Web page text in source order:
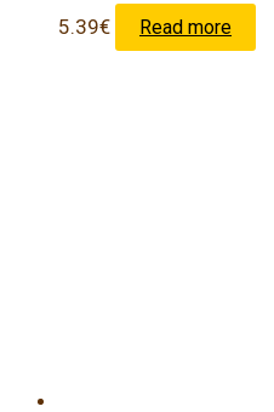
5.39€ Read more